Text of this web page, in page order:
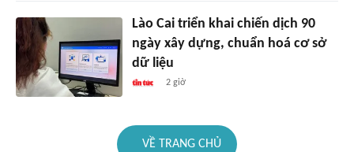
Lào Cai triển khai chiến dịch 90
ngày xây dựng, chuẩn hoá cơ sở
dữ liệu
2 giờ
VỀ TRANG CHỦ